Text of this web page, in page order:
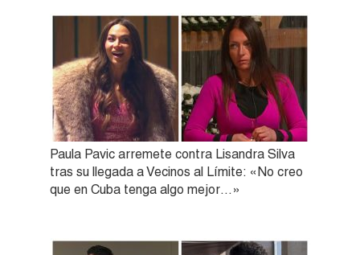
Paula Pavic arremete contra Lisandra Silva
tras su llegada a Vecinos al Límite: «No creo
que en Cuba tenga algo mejor…»